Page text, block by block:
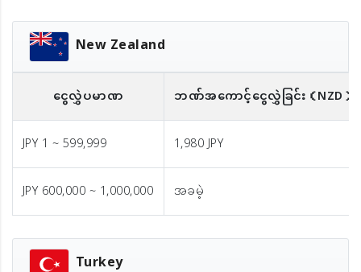
New Zealand
ငွေလွှဲပမာဏ ဘဏ်အကောင့်ငွေလွှဲခြင်း（NZD）※
JPY 1 ~ 599,999
1,980 JPY
JPY 600,000 ~ 1,000,000
အခမဲ့
Turkey